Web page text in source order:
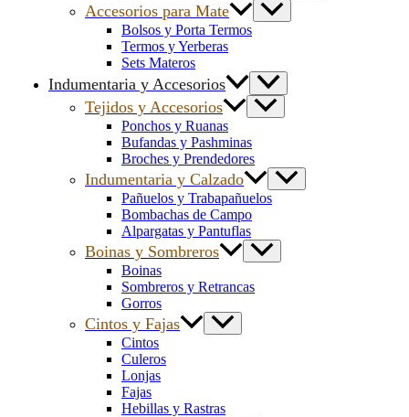
Accesorios para Mate
Bolsos y Porta Termos
Termos y Yerberas
Sets Materos
Indumentaria y Accesorios
Tejidos y Accesorios
Ponchos y Ruanas
Bufandas y Pashminas
Broches y Prendedores
Indumentaria y Calzado
Pañuelos y Trabapañuelos
Bombachas de Campo
Alpargatas y Pantuflas
Boinas y Sombreros
Boinas
Sombreros y Retrancas
Gorros
Cintos y Fajas
Cintos
Culeros
Lonjas
Fajas
Hebillas y Rastras